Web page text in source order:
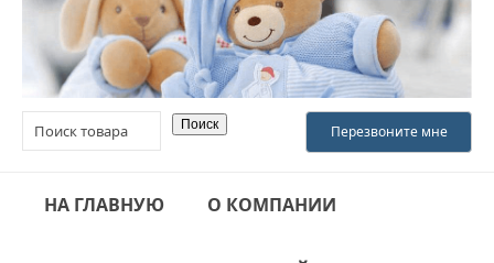
НА ГЛАВНУЮ О КОМПАНИИ